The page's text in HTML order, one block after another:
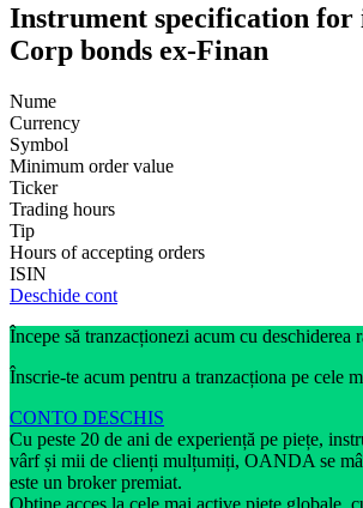
Instrument specification for
Corp bonds ex-Finan
Nume
Currency
Symbol
Minimum order value
Ticker
Trading hours
Tip
Hours of accepting orders
ISIN
Deschide cont
Începe să tranzacționezi acum cu deschiderea
Înscrie-te acum pentru a tranzacționa pe cele
CONTO DESCHIS
Cu peste 20 de ani de experiență pe piețe,
vârf și mii de clienți mulțumiți, OANDA se
este un broker premiat.
Obține acces la cele mai active piețe globale,